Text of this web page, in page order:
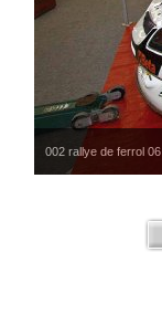
002 rallye de ferrol 06